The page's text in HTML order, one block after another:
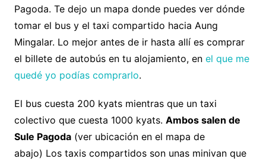
Pagoda. Te dejo un mapa donde puedes ver dónde
tomar el bus y el taxi compartido hacia Aung
Mingalar. Lo mejor antes de ir hasta allí es comprar
el billete de autobús en tu alojamiento, en el que me
quedé yo podías comprarlo.
El bus cuesta 200 kyats mientras que un taxi
colectivo que cuesta 1000 kyats. Ambos salen de
Sule Pagoda(ver ubicación en el mapa de
abajo) Los taxis compartidos son unas minivan que